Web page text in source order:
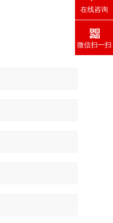
在线咨询
微信扫一扫